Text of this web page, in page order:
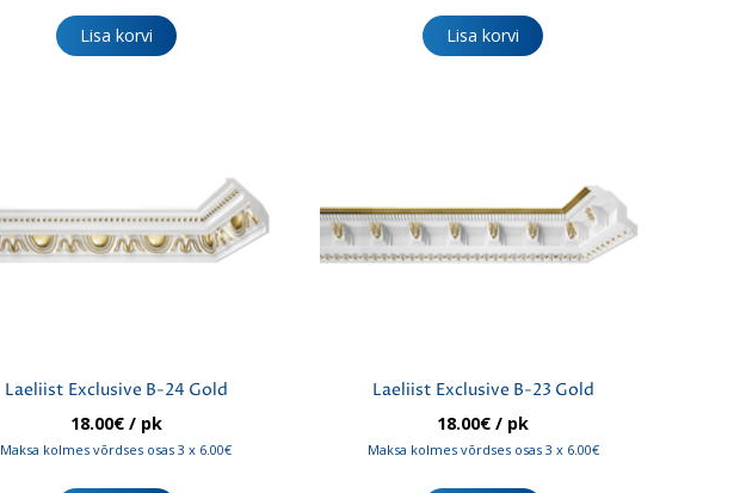
Lisa korvi Lisa korvi
Laeliist Exclusive B-24 Gold
18.00€/ pk
Maksa kolmes võrdses osas 3 x 6.00€
Laeliist Exclusive B-23 Gold
18.00€ / pk
Maksa kolmes võrdses osas 3 x 6.00€